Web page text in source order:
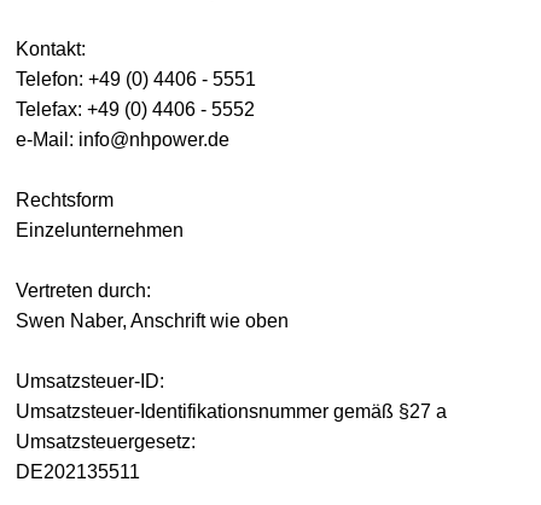
Kontakt:
Telefon: +49 (0) 4406 - 5551
Telefax: +49 (0) 4406 - 5552
e-Mail: info@nhpower.de
Rechtsform
Einzelunternehmen
Vertreten durch:
Swen Naber, Anschrift wie oben
Umsatzsteuer-ID:
Umsatzsteuer-Identifikationsnummer gemäß §27 a
Umsatzsteuergesetz:
DE202135511